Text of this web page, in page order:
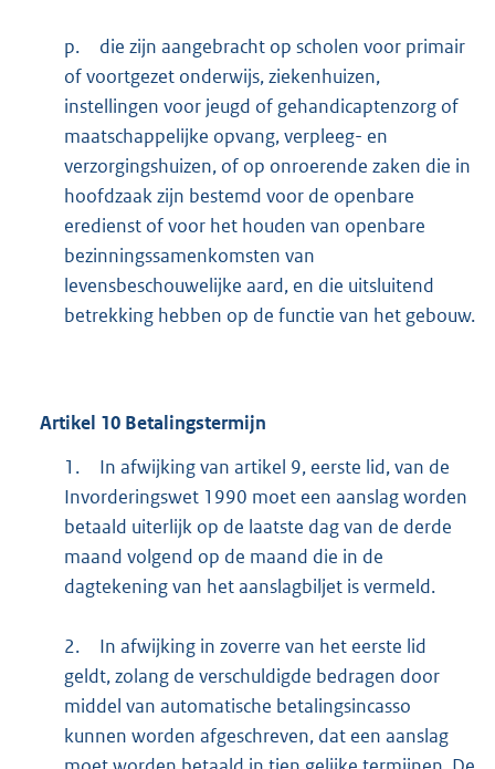
p.
die zijn aangebracht op scholen voor primair
of voortgezet onderwijs, ziekenhuizen,
instellingen voor jeugd of gehandicaptenzorg of
maatschappelijke opvang, verpleeg- en
verzorgingshuizen, of op onroerende zaken die in
hoofdzaak zijn bestemd voor de openbare
eredienst of voor het houden van openbare
bezinningssamenkomsten van
levensbeschouwelijke aard, en die uitsluitend
betrekking hebben op de functie van het gebouw.
Artikel 10 Betalingstermijn
1.
In afwijking van artikel 9, eerste lid, van de
Invorderingswet 1990 moet een aanslag worden
betaald uiterlijk op de laatste dag van de derde
maand volgend op de maand die in de
dagtekening van het aanslagbiljet is vermeld.
2.
In afwijking in zoverre van het eerste lid
geldt, zolang de verschuldigde bedragen door
middel van automatische betalingsincasso
kunnen worden afgeschreven, dat een aanslag